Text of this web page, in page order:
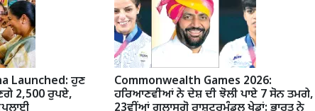
Launched: ਹੁਣ
2,500 ਰੁਪਏ,
Commonwealth Games 2026:
ਹਰਿਆਣਵੀਆਂ ਨੇ ਦੇਸ਼ ਦੀ ਝੋਲੀ ਪਾਏ 7 ਸੋਨ ਤਮਗੇ,